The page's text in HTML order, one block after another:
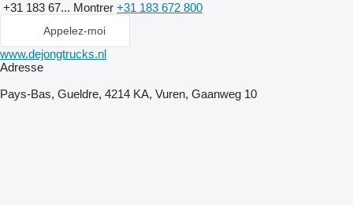
+31 183 67... Montrer +31 183 672 800
Appelez-moi
www.dejongtrucks.nl
Adresse
Pays-Bas, Gueldre, 4214 KA, Vuren, Gaanweg 10